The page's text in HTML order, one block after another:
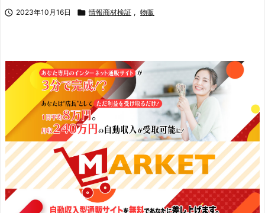
 2023年10月16日  情報商材検証 , 物販